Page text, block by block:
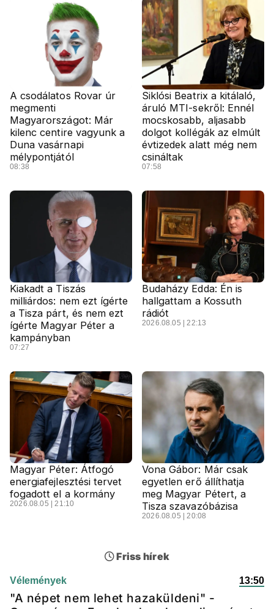
A csodálatos Rovar úr
megmenti
Magyarországot: Már
kilenc centire vagyunk a
Duna vasárnapi
mélypontjától
08:38
Siklósi Beatrix a kitálaló,
áruló MTI-sekről: Ennél
mocskosabb, aljasabb
dolgot kollégák az elmúlt
évtizedek alatt még nem
csináltak
07:58
Kiakadt a Tiszás
milliárdos: nem ezt ígérte
a Tisza párt, és nem ezt
ígérte Magyar Péter a
kampányban
07:27
Budaházy Edda: Én is
hallgattam a Kossuth
rádiót
2026.08.05 | 22:13
Magyar Péter: Átfogó
energiafejlesztési tervet
fogadott el a kormány
2026.08.05 | 21:10
Vona Gábor: Már csak
egyetlen erő állíthatja
meg Magyar Pétert, a
Tisza szavazóbázisa
2026.08.05 | 20:08
Friss hírek
Vélemények 13:50
"A népet nem lehet hazaküldeni" -